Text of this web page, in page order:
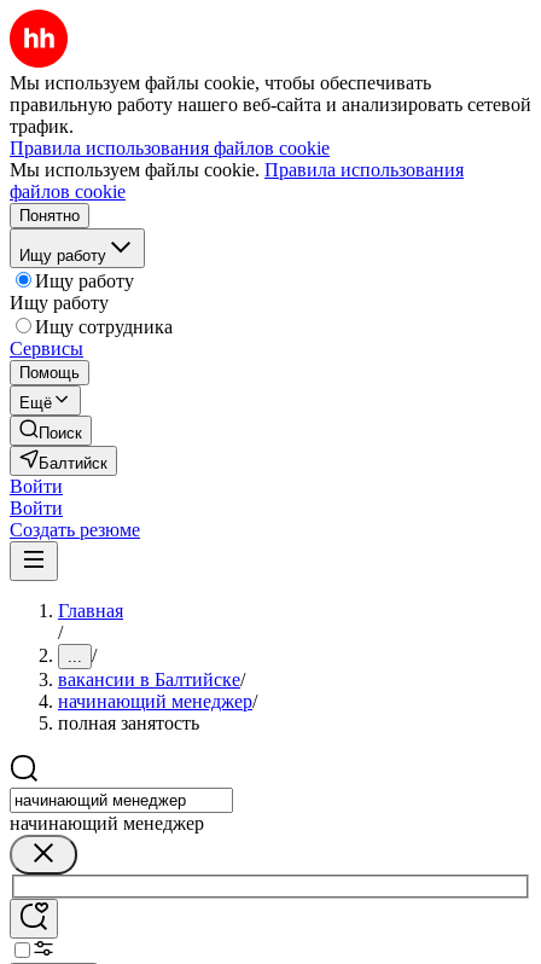
Мы используем файлы cookie, чтобы обеспечивать
правильную работу нашего веб-сайта и анализировать сетевой
трафик.
Правила использования файлов cookie
Мы используем файлы cookie. Правила использования
файлов cookie
Понятно
Ищу работу
Ищу работу
Ищу работу
Ищу сотрудника
Сервисы
Помощь
Ещё
Поиск
Балтийск
Войти
Войти
Создать резюме
Главная
/
... /
вакансии в Балтийске/
начинающий менеджер/
полная занятость
начинающий менеджер